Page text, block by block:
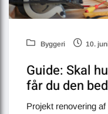
Byggeri 10.
Guide: Skal
får du den
Projekt renovering